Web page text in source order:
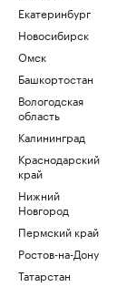
Екатеринбург
Новосибирск
Омск
Башкортостан
Вологодская
область
Калининград
Краснодарский
край
Нижний
Новгород
Пермский край
Ростов-на-Дону
Татарстан